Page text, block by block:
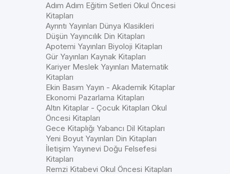
Adım Adım Eğitim Setleri Okul Öncesi
Kitapları
Ayrıntı Yayınları Dünya Klasikleri
Düşün Yayıncılık Din Kitapları
Apotemi Yayınları Biyoloji Kitapları
Gür Yayınları Kaynak Kitapları
Kariyer Meslek Yayınları Matematik
Kitapları
Ekin Basım Yayın - Akademik Kitaplar
Ekonomi Pazarlama Kitapları
Altın Kitaplar - Çocuk Kitapları Okul
Öncesi Kitapları
Gece Kitaplığı Yabancı Dil Kitapları
Yeni Boyut Yayınları Din Kitapları
İletişim Yayınevi Doğu Felsefesi
Kitapları
Remzi Kitabevi Okul Öncesi Kitapları